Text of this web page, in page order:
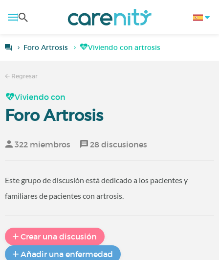
Foro Artrosis Viviendo con artrosis
Regresar
Viviendo con
Foro Artrosis
322 miembros 28 discusiones
Este grupo de discusión está dedicado a los pacientes y
familiares de pacientes con artrosis.
Crear una discusión
Añadir una enfermedad